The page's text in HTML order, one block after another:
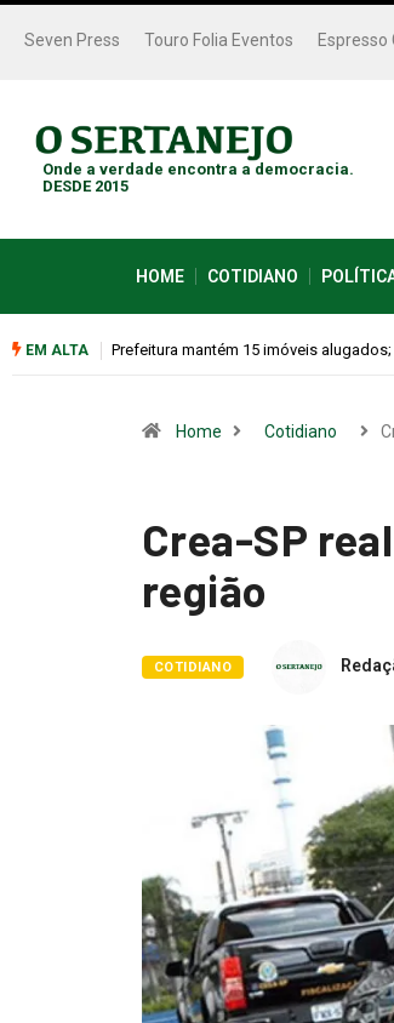
Seven Press Touro Folia Eventos Espresso
Onde a verdade encontra a democracia.
DESDE 2015
HOME COTIDIANO
EM ALTA Colina promove 1º Fórum de Turismo
Home Cotidiano
Crea-SP
região
COTIDIANO